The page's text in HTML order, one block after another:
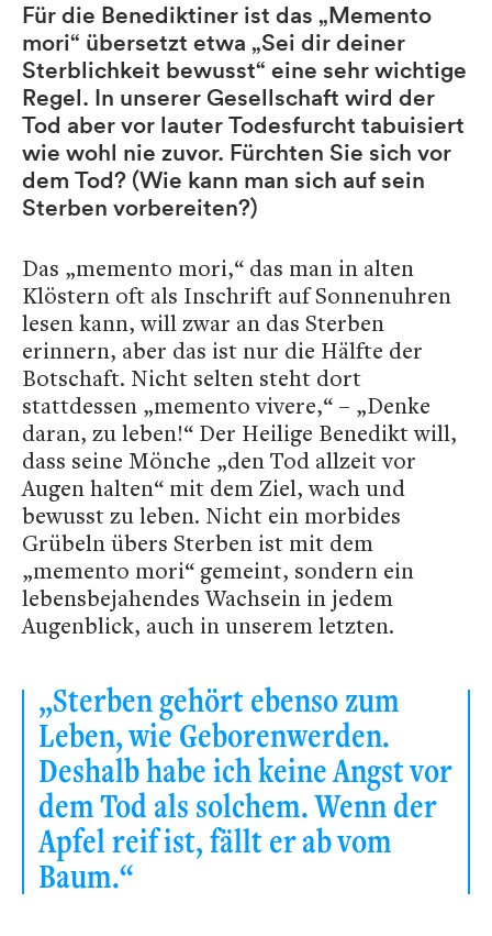
Für die Benediktiner ist das „Memento
mori“ übersetzt etwa „Sei dir deiner
Sterblichkeit bewusst“ eine sehr wichtige
Regel. In unserer Gesellschaft wird der
Tod aber vor lauter Todesfurcht tabuisiert
wie wohl nie zuvor. Fürchten Sie sich vor
dem Tod? (Wie kann man sich auf sein
Sterben vorbereiten?)
Das „memento mori,“ das man in alten
Klöstern oft als Inschrift auf Sonnenuhren
lesen kann, will zwar an das Sterben
erinnern, aber das ist nur die Hälfte der
Botschaft. Nicht selten steht dort
stattdessen „memento vivere,“ – „Denke
daran, zu leben!“ Der Heilige Benedikt will,
dass seine Mönche „den Tod allzeit vor
Augen halten“ mit dem Ziel, wach und
bewusst zu leben. Nicht ein morbides
Grübeln übers Sterben ist mit dem
„memento mori“ gemeint, sondern ein
lebensbejahendes Wachsein in jedem
Augenblick, auch in unserem letzten.
„Sterben gehört ebenso zum
Leben, wie Geborenwerden.
Deshalb habe ich keine Angst vor
dem Tod als solchem. Wenn der
Apfel reif ist, fällt er ab vom
Baum.“